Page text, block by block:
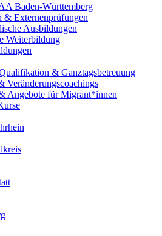
Baden-Württemberg
& Externenprüfungen
Ausbildungen
Weiterbildung
& Ganztagsbetreuung
Veränderungscoachings
Angebote für Migrant*innen